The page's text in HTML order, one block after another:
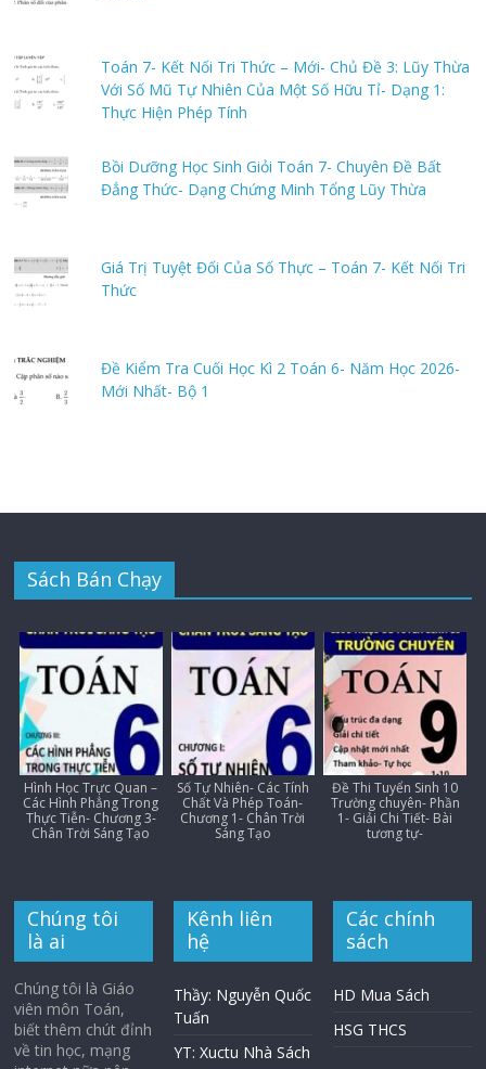
Toán 7- Kết Nối Tri Thức – Mới- Chủ Đề 3: Lũy Thừa
Với Số Mũ Tự Nhiên Của Một Số Hữu Tỉ- Dạng 1:
Thực Hiện Phép Tính
Bồi Dưỡng Học Sinh Giỏi Toán 7- Chuyên Đề Bất
Đẳng Thức- Dạng Chứng Minh Tổng Lũy Thừa
Giá Trị Tuyệt Đối Của Số Thực – Toán 7- Kết Nối Tri
Thức
Đề Kiểm Tra Cuối Học Kì 2 Toán 6- Năm Học 2026-
Mới Nhất- Bộ 1
Sách Bán Chạy
Hình Học Trực Quan –
Các Hình Phẳng Trong
Thực Tiễn- Chương 3-
Chân Trời Sáng Tạo
Số Tự Nhiên- Các Tính
Chất Và Phép Toán-
Chương 1- Chân Trời
Sáng Tạo
Đề Thi Tuyển Sinh 10
Trường chuyên- Phần
1- Giải Chi Tiết- Bài
tương tự-
Chúng tôi
là ai
Chúng tôi là Giáo
viên môn Toán,
biết thêm chút đỉnh
về tin học, mạng
Kênh liên
hệ
Thầy: Nguyễn Quốc
Tuấn
YT: Xuctu Nhà Sách
Các chính
sách
HD Mua Sách
HSG THCS